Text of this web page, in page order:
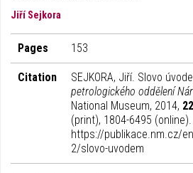
Jiří Sejkora
Pages 153
Citation SEJKORA, Jiří. Slovo
petrologického oddělení
National Museum, 2014, 22
(print), 1804-6495
https://publikace.nm.cz/
2/slovo-uvodem